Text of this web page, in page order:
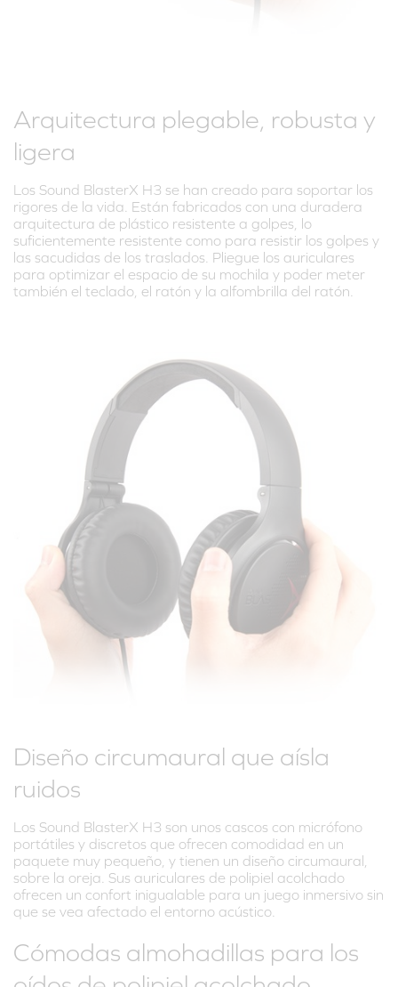
Arquitectura plegable, robusta y
ligera
Los Sound BlasterX H3 se han creado para soportar los
rigores de la vida. Están fabricados con una duradera
arquitectura de plástico resistente a golpes, lo
suficientemente resistente como para resistir los golpes y
las sacudidas de los traslados. Pliegue los auriculares
para optimizar el espacio de su mochila y poder meter
también el teclado, el ratón y la alfombrilla del ratón.
Diseño circumaural que aísla
ruidos
Los Sound BlasterX H3 son unos cascos con micrófono
portátiles y discretos que ofrecen comodidad en un
paquete muy pequeño, y tienen un diseño circumaural,
sobre la oreja. Sus auriculares de polipiel acolchado
ofrecen un confort inigualable para un juego inmersivo sin
que se vea afectado el entorno acústico.
Cómodas almohadillas para los